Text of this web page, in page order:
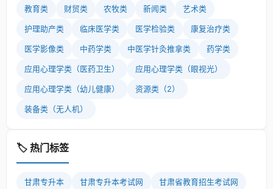
教育类 财贸类 农牧类 新闻类 艺术类
护理助产类 临床医学类 医学检验类 康复治疗类
医学影像类 中药学类 中医学针灸推拿类 药学类
应用心理学类（医药卫生） 应用心理学类（眼视光）
应用心理学类（幼儿健康） 资源类（2）
装备类（无人机）
🏷️ 热门标签
甘肃专升本 甘肃专升本考试网 甘肃省教育招生考试网